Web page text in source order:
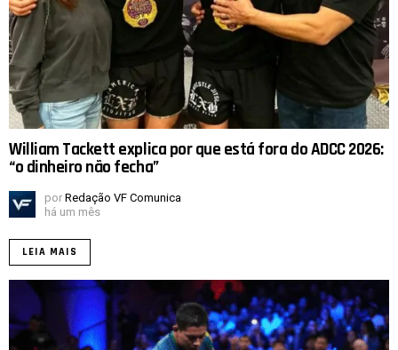
William Tackett explica por que está fora do ADCC 2026:
“o dinheiro não fecha”
por Redação VF Comunica
há um mês
LEIA MAIS